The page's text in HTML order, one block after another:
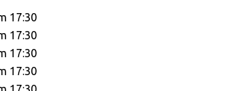
17:30
17:30
17:30
17:30